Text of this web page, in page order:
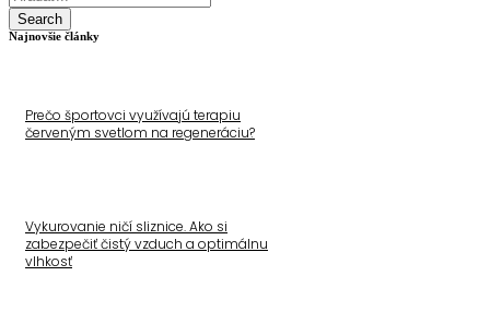
Search
Najnovšie články
Prečo športovci využívajú terapiu
červeným svetlom na regeneráciu?
Vykurovanie ničí sliznice. Ako si
zabezpečiť čistý vzduch a optimálnu
vlhkosť